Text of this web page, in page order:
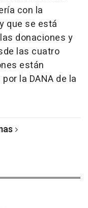
con la
que se está
donaciones y
las cuatro
están
la DANA de la